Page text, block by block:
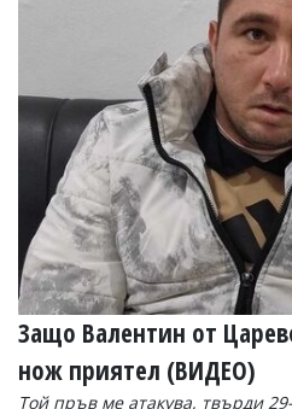
Защо Валентин от
нож приятел (ВИДЕО)
Той пръв ме атакува, твърди